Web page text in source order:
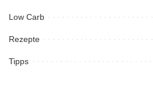
Low Carb
Rezepte
Tipps